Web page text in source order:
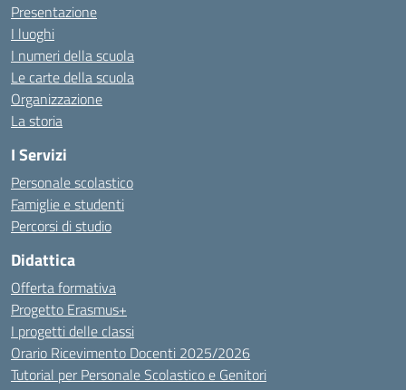
Presentazione
I luoghi
I numeri della scuola
Le carte della scuola
Organizzazione
La storia
I Servizi
Personale scolastico
Famiglie e studenti
Percorsi di studio
Didattica
Offerta formativa
Progetto Erasmus+
I progetti delle classi
Orario Ricevimento Docenti 2025/2026
Tutorial per Personale Scolastico e Genitori